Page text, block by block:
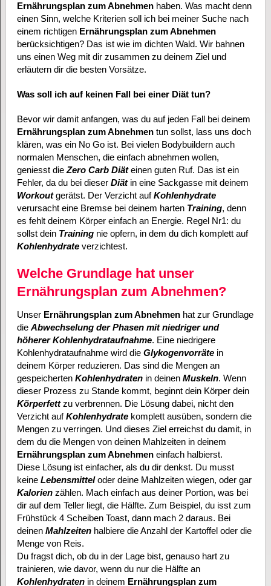
Ernährungsplan zum Abnehmenhaben. Was macht denn
einen Sinn, welche Kriterien soll ich bei meiner Suche nach
einem richtigen Ernährungsplan zum Abnehmen
berücksichtigen? Das ist wie im dichten Wald. Wir bahnen
uns einen Weg mit dir zusammen zu deinem Ziel und
erläutern dir die besten Vorsätze.
Was soll ich auf keinen Fall bei einer Diät tun?
Bevor wir damit anfangen, was du auf jeden Fall bei deinem
Ernährungsplan zum Abnehmentun sollst, lass uns doch
klären, was ein No Go ist. Bei vielen Bodybuildern auch
normalen Menschen, die einfach abnehmen wollen,
geniesst die Zero Carb Diäteinen guten Ruf. Das ist ein
Fehler, da du bei dieser Diätin eine Sackgasse mit deinem
Workoutgerätst. Der Verzicht aufKohlenhydrate
verursacht eine Bremse bei deinem harten Training, denn
es fehlt deinem Körper einfach an Energie. Regel Nr1: du
sollst dein Trainingnie opfern, in dem du dich komplett auf
Kohlenhydrateverzichtest.
Welche Grundlage hat unser
Ernährungsplan zum Abnehmen?
Unser Ernährungsplan zum Abnehmenhat zur Grundlage
die Abwechselung der Phasen mit niedriger und
höherer Kohlenhydrataufnahme. Eine niedrigere
Kohlenhydrataufnahme wird die Glykogenvorrätein
deinem Körper reduzieren. Das sind die Mengen an
gespeicherten Kohlenhydratenin deinen Muskeln. Wenn
dieser Prozess zu Stande kommt, beginnt dein Körper dein
Körperfettzu verbrennen. Die Lösung dabei, nicht den
Verzicht aufKohlenhydratekomplett ausüben, sondern die
Mengen zu verringen. Und dieses Ziel erreichst du damit, in
dem du die Mengen von deinen Mahlzeiten in deinem
Ernährungsplan zum Abnehmeneinfach halbierst.
Diese Lösung ist einfacher, als du dir denkst. Du musst
keine Lebensmitteloder deine Mahlzeiten wiegen, oder gar
Kalorienzählen. Mach einfach aus deiner Portion, was bei
dir auf dem Teller liegt, die Hälfte. Zum Beispiel, du isst zum
Frühstück 4 Scheiben Toast, dann mach 2 daraus. Bei
deinen Mahlzeitenhalbiere die Anzahl der Kartoffel oder die
Menge von Reis.
Du fragst dich, ob du in der Lage bist, genauso hart zu
trainieren, wie davor, wenn du nur die Hälfte an
Kohlenhydratenin deinem Ernährungsplan zum